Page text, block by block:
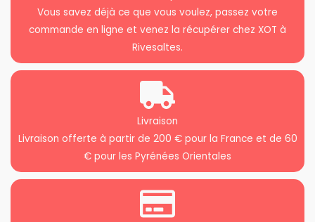
Vous savez déjà ce que vous voulez, passez votre
commande en ligne et venez la récupérer chez XOT à
Rivesaltes.
Livraison
Livraison offerte à partir de 200 € pour la France et de 60
€ pour les Pyrénées Orientales